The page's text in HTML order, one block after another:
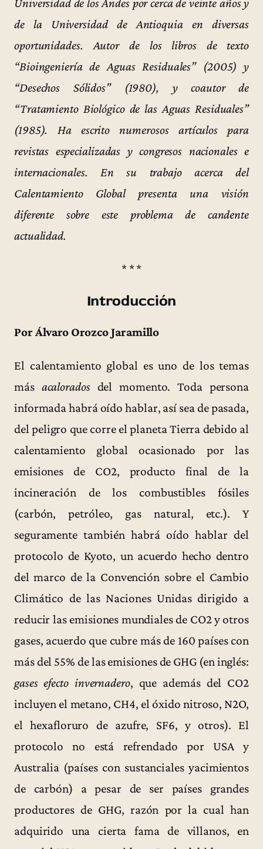
Universidad de los Andes por cerca de veinte años y
de la Universidad de Antioquia en diversas
oportunidades. Autor de los libros de texto
“Bioingeniería de Aguas Residuales” (2005) y
“Desechos Sólidos” (1980), y coautor de
“Tratamiento Biológico de las Aguas Residuales”
(1985). Ha escrito numerosos artículos para
revistas especializadas y congresos nacionales e
internacionales. En su trabajo acerca del
Calentamiento Global presenta una visión
diferente sobre este problema de candente
actualidad.
* * *
Introducción
Por Álvaro Orozco Jaramillo
El calentamiento global es uno de los temas
más acaloradosdel momento. Toda persona
informada habrá oído hablar, así sea de pasada,
del peligro que corre el planeta Tierra debido al
calentamiento global ocasionado por las
emisiones de CO2, producto final de la
incineración de los combustibles fósiles
(carbón, petróleo, gas natural, etc.). Y
seguramente también habrá oído hablar del
protocolo de Kyoto, un acuerdo hecho dentro
del marco de la Convención sobre el Cambio
Climático de las Naciones Unidas dirigido a
reducir las emisiones mundiales de CO2 y otros
gases, acuerdo que cubre más de 160 países con
más del 55% de las emisiones de GHG (en inglés:
gases efecto invernadero, que además del CO2
incluyen el metano, CH4, el óxido nitroso, N2O,
el hexafloruro de azufre, SF6, y otros). El
protocolo no está refrendado por USA y
Australia (países con sustanciales yacimientos
de carbón) a pesar de ser países grandes
productores de GHG, razón por la cual han
adquirido una cierta fama de villanos, en